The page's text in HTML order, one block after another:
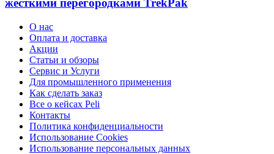
жесткими перегородками TrekPak
О нас
Оплата и доставка
Акции
Статьи и обзоры
Сервис и Услуги
Для промышленного применения
Как сделать заказ
Все о кейсах Peli
Контакты
Политика конфиденциальности
Использование Cookies
Использование персональных данных